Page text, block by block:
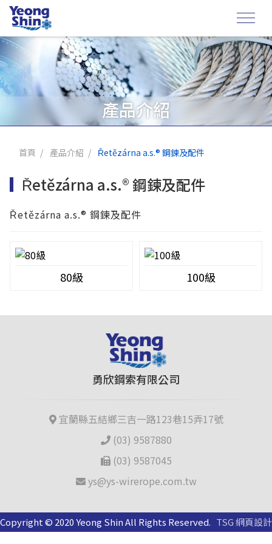
產品介紹
首頁 產品介紹 Řetězárna a.s.® 鋼鍊及配件
Řetězárna a.s.® 鋼鍊及配件
Řetězárna a.s.® 鋼鍊及配件
80級 100級
勇欣鋼索有限公司
宜蘭縣五結鄉三吉一路123巷15弄17號
(03) 9587880
(03) 9587045
ys@ys-wirerope.com.tw
Copyright © 2020 Yeong Shin All Rights Reserved. TSG 網頁設計